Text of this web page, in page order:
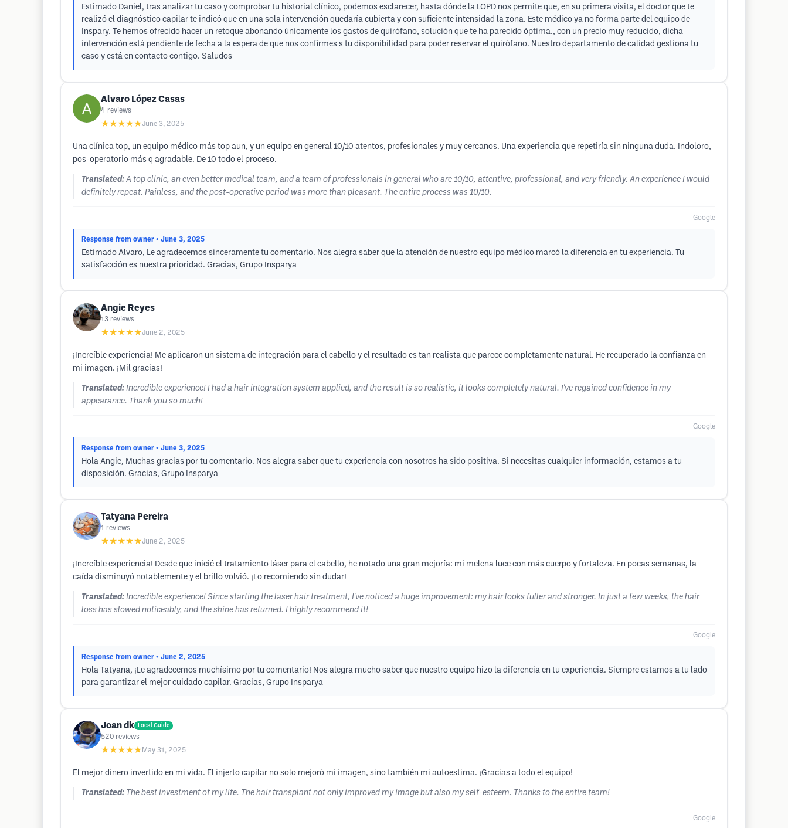
Estimado Daniel, tras analizar tu caso y comprobar tu historial clínico, podemos esclarecer, hasta dónde la LOPD nos permite que, en su primera visita, el doctor que te
realizó el diagnóstico capilar te indicó que en una sola intervención quedaría cubierta y con suficiente intensidad la zona. Este médico ya no forma parte del equipo de
Inspary. Te hemos ofrecido hacer un retoque abonando únicamente los gastos de quirófano, solución que te ha parecido óptima., con un precio muy reducido, dicha
intervención está pendiente de fecha a la espera de que nos confirmes s tu disponibilidad para poder reservar el quirófano. Nuestro departamento de calidad gestiona tu
caso y está en contacto contigo. Saludos
Alvaro López Casas
4 reviews
★★★★★June 3, 2025
Una clínica top, un equipo médico más top aun, y un equipo en general 10/10 atentos, profesionales y muy cercanos. Una experiencia que repetiría sin ninguna duda. Indoloro,
pos-operatorio más q agradable. De 10 todo el proceso.
Translated: A top clinic, an even better medical team, and a team of professionals in general who are 10/10, attentive, professional, and very friendly. An experience I would
definitely repeat. Painless, and the post-operative period was more than pleasant. The entire process was 10/10.
Google
Response from owner • June 3, 2025
Estimado Alvaro, Le agradecemos sinceramente tu comentario. Nos alegra saber que la atención de nuestro equipo médico marcó la diferencia en tu experiencia. Tu
satisfacción es nuestra prioridad. Gracias, Grupo Insparya
Angie Reyes
13 reviews
★★★★★June 2, 2025
¡Increíble experiencia! Me aplicaron un sistema de integración para el cabello y el resultado es tan realista que parece completamente natural. He recuperado la confianza en
mi imagen. ¡Mil gracias!
Translated: Incredible experience! I had a hair integration system applied, and the result is so realistic, it looks completely natural. I've regained confidence in my
appearance. Thank you so much!
Google
Response from owner • June 3, 2025
Hola Angie, Muchas gracias por tu comentario. Nos alegra saber que tu experiencia con nosotros ha sido positiva. Si necesitas cualquier información, estamos a tu
disposición. Gracias, Grupo Insparya
Tatyana Pereira
1 reviews
★★★★★June 2, 2025
¡Increíble experiencia! Desde que inicié el tratamiento láser para el cabello, he notado una gran mejoría: mi melena luce con más cuerpo y fortaleza. En pocas semanas, la
caída disminuyó notablemente y el brillo volvió. ¡Lo recomiendo sin dudar!
Translated: Incredible experience! Since starting the laser hair treatment, I've noticed a huge improvement: my hair looks fuller and stronger. In just a few weeks, the hair
loss has slowed noticeably, and the shine has returned. I highly recommend it!
Google
Response from owner • June 2, 2025
Hola Tatyana, ¡Le agradecemos muchísimo por tu comentario! Nos alegra mucho saber que nuestro equipo hizo la diferencia en tu experiencia. Siempre estamos a tu lado
para garantizar el mejor cuidado capilar. Gracias, Grupo Insparya
Joan dk Local Guide
520 reviews
★★★★★ May 31, 2025
El mejor dinero invertido en mi vida. El injerto capilar no solo mejoró mi imagen, sino también mi autoestima. ¡Gracias a todo el equipo!
Translated: The best investment of my life. The hair transplant not only improved my image but also my self-esteem. Thanks to the entire team!
Google